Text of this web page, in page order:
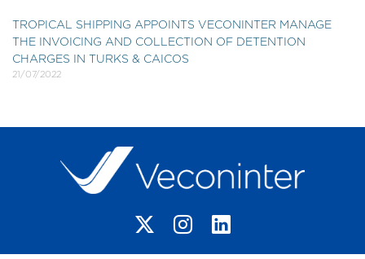
TROPICAL SHIPPING APPOINTS VECONINTER MANAGE
THE INVOICING AND COLLECTION OF DETENTION
CHARGES IN TURKS & CAICOS
21/07/2022